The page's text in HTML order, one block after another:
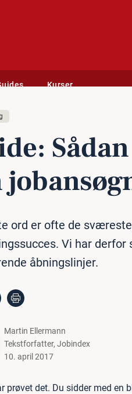
Kurser
ord er ofte de
Vi har
åbningslinjer.
Martin Ellermann
Tekstforfatter, Jobindex
10. april 2017
prøvet det. Du sidder med en